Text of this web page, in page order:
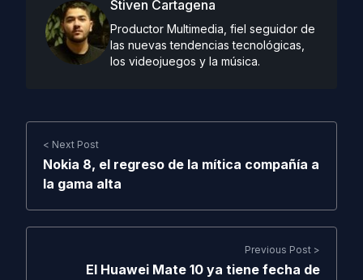
Stiven Cartagena
Productor Multimedia, fiel seguidor de
las nuevas tendencias tecnológicas,
los videojuegos y la música.
< Next Post
Nokia 8, el regreso de la mítica compañía a
la gama alta
Previous Post >
El Huawei Mate 10 ya tiene fecha de